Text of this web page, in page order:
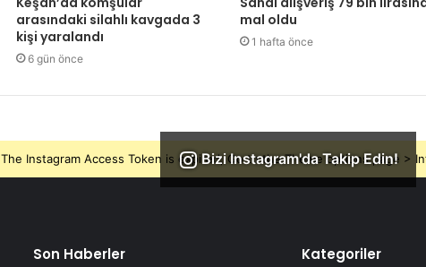
arasındaki silahlı kavgada 3
kişi yaralandı
6 gün önce
mal oldu
1 hafta önce
Bizi Instagram'da Takip Edin!
The Instagram Access Token is expired, Go to the Theme options page >
Son Haberler Kategoriler